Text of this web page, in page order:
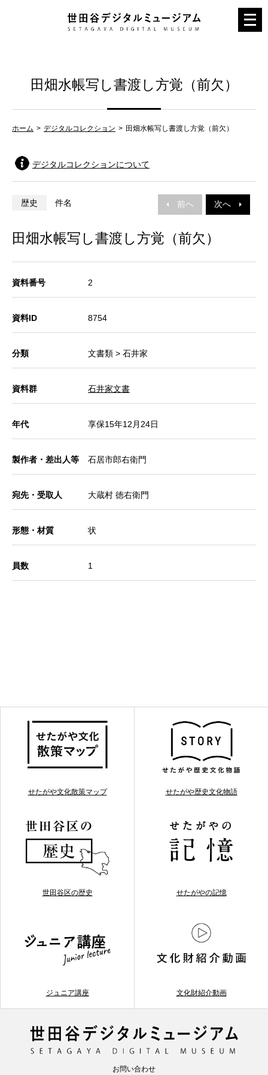
メ
ニ
田畑水帳写し書渡し方覚（前欠）
ホーム デジタルコレクション 田畑水帳写し書渡し方覚（前欠）
デジタルコレクションについて
前へ 次へ
歴史 件名
田畑水帳写し書渡し方覚（前欠）
資料番号 2
資料ID 8754
分類 文書類 > 石井家
資料群 石井家文書
年代 享保15年12月24日
製作者・差出人等 石居市郎右衛門
宛先・受取人 大蔵村 徳右衛門
形態・材質 状
員数 1
せたがや文化散策マップ せたがや歴史文化物語
世田谷区の歴史 せたがやの記憶
ジュニア講座 文化財紹介動画
お問い合わせ